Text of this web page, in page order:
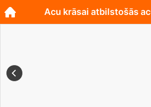
Acu krāsai atbilstošās